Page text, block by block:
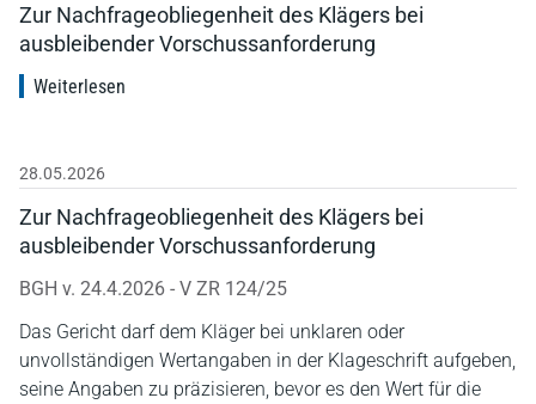
Zur Nachfrageobliegenheit des Klägers bei
ausbleibender Vorschussanforderung
Weiterlesen
28.05.2026
Zur Nachfrageobliegenheit des Klägers bei
ausbleibender Vorschussanforderung
BGH v. 24.4.2026 - V ZR 124/25
Das Gericht darf dem Kläger bei unklaren oder
unvollständigen Wertangaben in der Klageschrift aufgeben,
seine Angaben zu präzisieren, bevor es den Wert für die